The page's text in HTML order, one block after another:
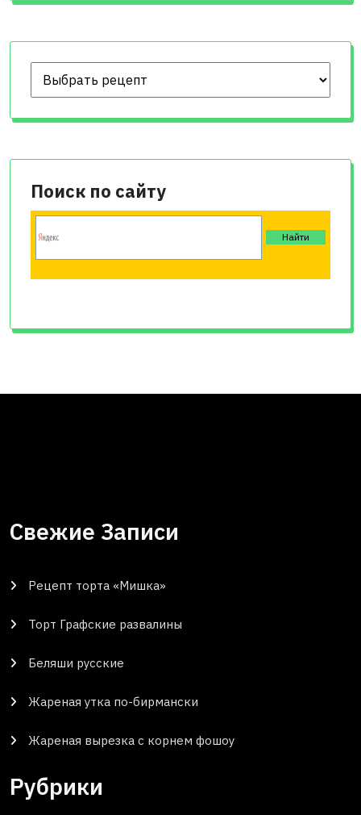
Поиск по сайту
Свежие Записи
Рецепт торта «Мишка»
Торт Графские развалины
Беляши русские
Жареная утка по-бирмански
Жареная вырезка с корнем фошоу
Рубрики